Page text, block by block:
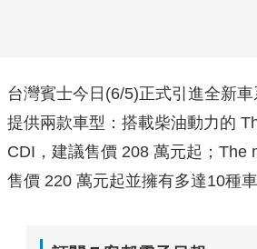
台灣賓士今日(6/5)正式引進全新車
提供兩款車型：搭載柴油動力的
CDI，建議售價 208 萬元起；The
售價 220 萬元起並擁有多達10種車